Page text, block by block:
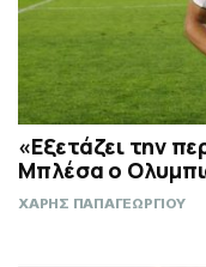
«Εξετάζει την
Μπλέσα ο
ΧΑΡΗΣ ΠΑΠΑΓΕΩΡΓΙΟΥ